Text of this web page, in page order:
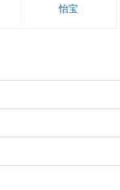
怡宝